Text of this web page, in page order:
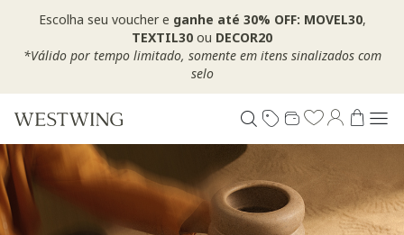
Escolha seu voucher e ganhe até 30% OFF: MOVEL30,
TEXTIL30 ou DECOR20
*Válido por tempo limitado, somente em itens sinalizados com
selo